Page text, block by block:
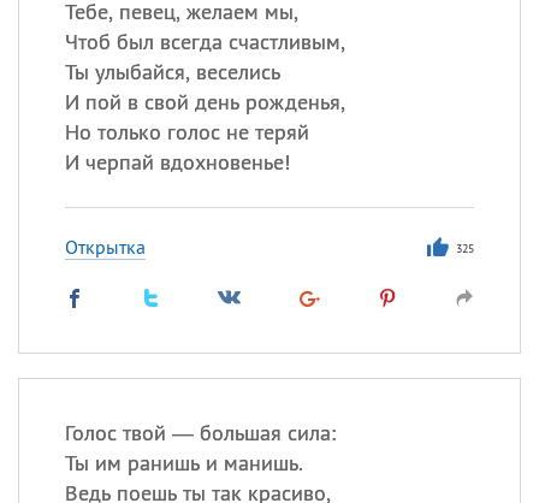
Тебе, певец, желаем мы,
Чтоб был всегда счастливым,
Ты улыбайся, веселись
И пой в свой день рожденья,
Но только голос не теряй
И черпай вдохновенье!
Открытка 325
Голос твой — большая сила:
Ты им ранишь и манишь.
Ведь поешь ты так красиво,